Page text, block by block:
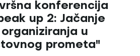
konferencija
up 2: Jačanje
u
prometa"